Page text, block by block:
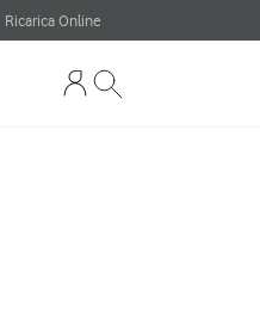
Ricarica Online